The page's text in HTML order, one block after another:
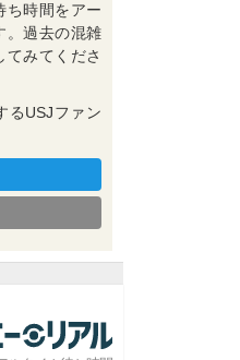
ち時間をアー
。過去の混雑
みてくださ
るUSJファン